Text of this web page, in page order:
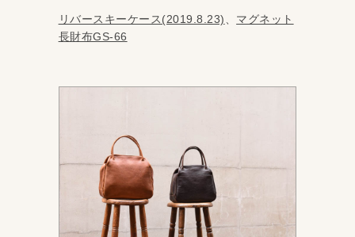
リバースキーケース(2019.8.23)
マグネット
長財布GS-66